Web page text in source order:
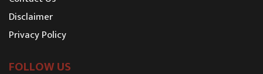
Disclaimer
Privacy Policy
FOLLOW US